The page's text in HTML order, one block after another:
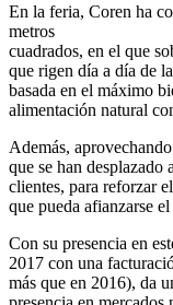
En la feria, Coren ha
metros
cuadrados, en el que
que rigen día a día de
basada en el máximo
alimentación natural
Además,
que se han desplazado
clientes, para reforzar
que pueda afianzarse
Con su presencia en
2017 con una
más que en 2016), da